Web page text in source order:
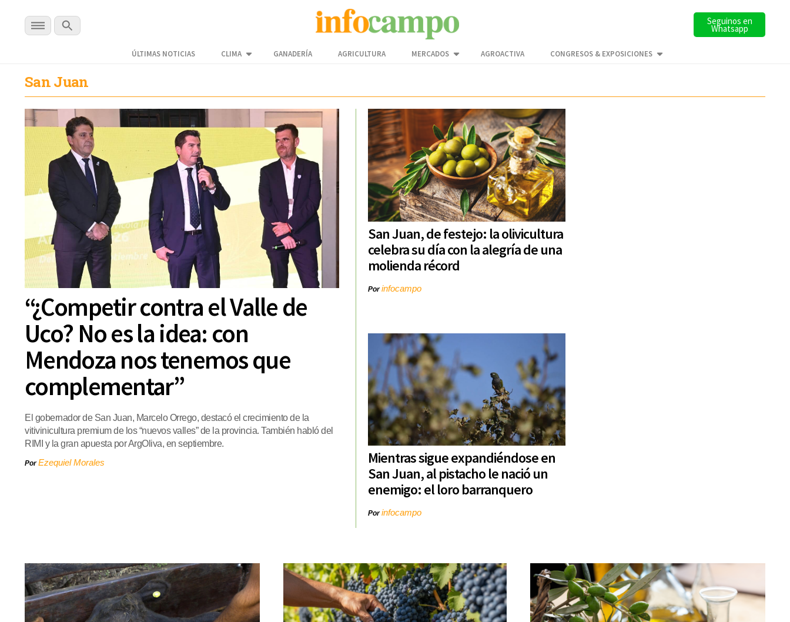
Seguinos en
Whatsapp
ÚLTIMAS NOTICIAS CLIMA GANADERÍA AGRICULTURA MERCADOS AGROACTIVA CONGRESOS & EXPOSICIONES
San Juan
“¿Competir contra el Valle de
Uco? No es la idea: con
Mendoza nos tenemos que
complementar”
El gobernador de San Juan, Marcelo Orrego, destacó el crecimiento de la
vitivinicultura premium de los “nuevos valles” de la provincia. También habló del
RIMI y la gran apuesta por ArgOliva, en septiembre.
PorEzequiel Morales
San Juan, de festejo: la olivicultura
celebra su día con la alegría de una
molienda récord
Porinfocampo
Mientras sigue expandiéndose en
San Juan, al pistacho le nació un
enemigo: el loro barranquero
Porinfocampo